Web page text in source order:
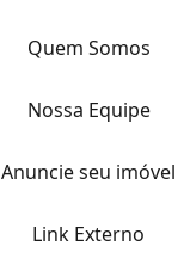
Quem Somos
Nossa Equipe
Anuncie seu imóvel
Link Externo